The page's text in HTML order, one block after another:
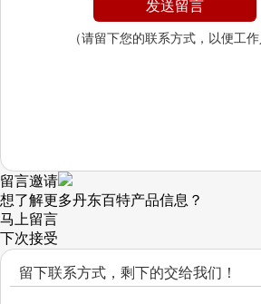
（请留下您的联系方式，以便工
留言邀请
想了解更多丹东百特产品信息？
马上留言
下次接受
留下联系方式，剩下的交给我们！